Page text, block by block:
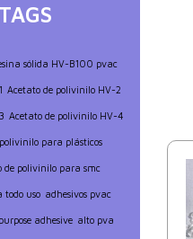
sólida HV-B100 pvac
Acetato de polivinilo HV-2
Acetato de polivinilo HV-4
para plásticos
de polivinilo para smc
todo uso adhesivos pvac
adhesive alto pva